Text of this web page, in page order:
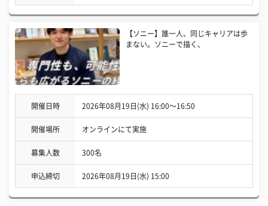
【ソニー】誰一人、同じキャリアは歩
まない。ソニーで描く、
開催日時 2026年08月19日(水) 16:00〜16:50
開催場所 オンラインにて実施
募集人数 300名
申込締切 2026年08月19日(水) 15:00